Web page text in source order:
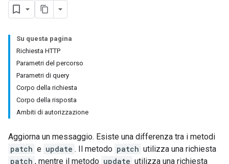
Su questa pagina
Richiesta HTTP
Parametri del percorso
Parametri di query
Corpo della richiesta
Corpo della risposta
Ambiti di autorizzazione
Aggiorna un messaggio. Esiste una differenza tra i metodi
patch e update . Il metodo patch utilizza una richiesta
patch , mentre il metodo update utilizza una richiesta